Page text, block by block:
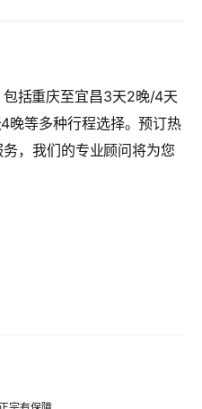
括重庆至宜昌3天2晚/4天
晚等多种行程选择。预订热
，我们的专业顾问将为您